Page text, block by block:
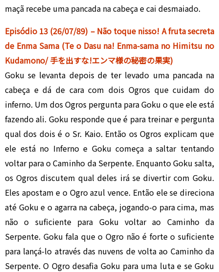
maçã recebe uma pancada na cabeça e cai desmaiado.
Episódio 13 (26/07/89) – Não toque nisso! A fruta secreta
de Enma Sama (Te o Dasu na! Enma-sama no Himitsu no
Kudamono/ 手を出すな!エンマ様の秘密の果実)
Goku se levanta depois de ter levado uma pancada na
cabeça e dá de cara com dois Ogros que cuidam do
inferno. Um dos Ogros pergunta para Goku o que ele está
fazendo ali. Goku responde que é para treinar e pergunta
qual dos dois é o Sr. Kaio. Então os Ogros explicam que
ele está no Inferno e Goku começa a saltar tentando
voltar para o Caminho da Serpente. Enquanto Goku salta,
os Ogros discutem qual deles irá se divertir com Goku.
Eles apostam e o Ogro azul vence. Então ele se direciona
até Goku e o agarra na cabeça, jogando-o para cima, mas
não o suficiente para Goku voltar ao Caminho da
Serpente. Goku fala que o Ogro não é forte o suficiente
para lançá-lo através das nuvens de volta ao Caminho da
Serpente. O Ogro desafia Goku para uma luta e se Goku